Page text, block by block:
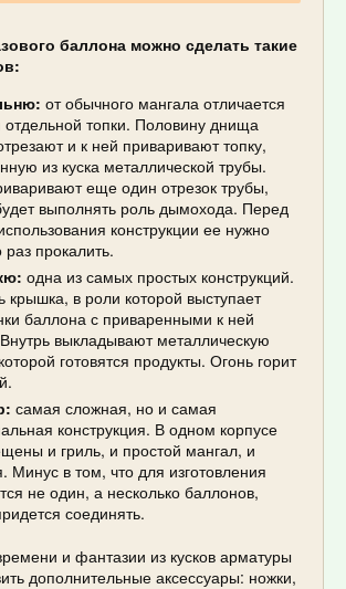
баллона можно сделать такие
от обычного мангала отличается
топки. Половину днища
и к ней приваривают топку,
из куска металлической трубы.
еще один отрезок трубы,
выполнять роль дымохода. Перед
конструкции ее нужно
раз прокалить.
одна из самых простых конструкций.
крышка, в роли которой выступает
баллона с приваренными к ней
выкладывают металлическую
готовятся продукты. Огонь горит
самая сложная, но и самая
конструкция. В одном корпусе
и гриль, и простой мангал, и
Минус в том, что для изготовления
не один, а несколько баллонов,
соединять.
и фантазии из кусков арматуры
дополнительные аксессуары: ножки,